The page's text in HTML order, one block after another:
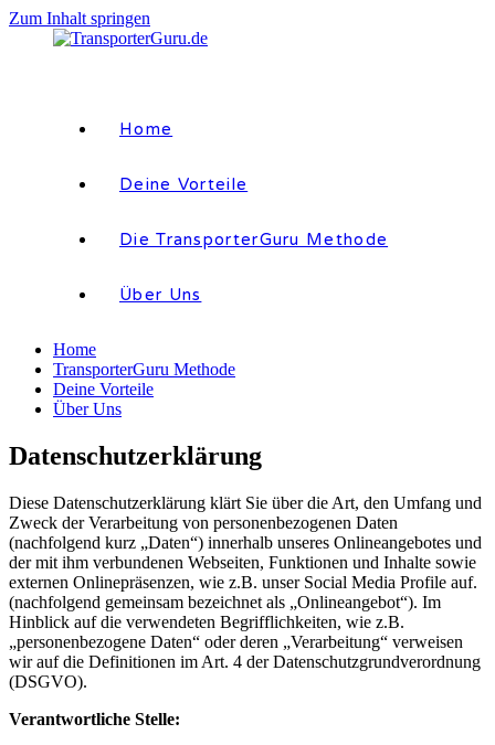
Zum Inhalt springen
Home
Deine Vorteile
Die TransporterGuru Methode
Über Uns
Home
TransporterGuru Methode
Deine Vorteile
Über Uns
Datenschutzerklärung
Diese Datenschutzerklärung klärt Sie über die Art, den Umfang und
Zweck der Verarbeitung von personenbezogenen Daten
(nachfolgend kurz „Daten“) innerhalb unseres Onlineangebotes und
der mit ihm verbundenen Webseiten, Funktionen und Inhalte sowie
externen Onlinepräsenzen, wie z.B. unser Social Media Profile auf.
(nachfolgend gemeinsam bezeichnet als „Onlineangebot“). Im
Hinblick auf die verwendeten Begrifflichkeiten, wie z.B.
„personenbezogene Daten“ oder deren „Verarbeitung“ verweisen
wir auf die Definitionen im Art. 4 der Datenschutzgrundverordnung
(DSGVO).
Verantwortliche Stelle: